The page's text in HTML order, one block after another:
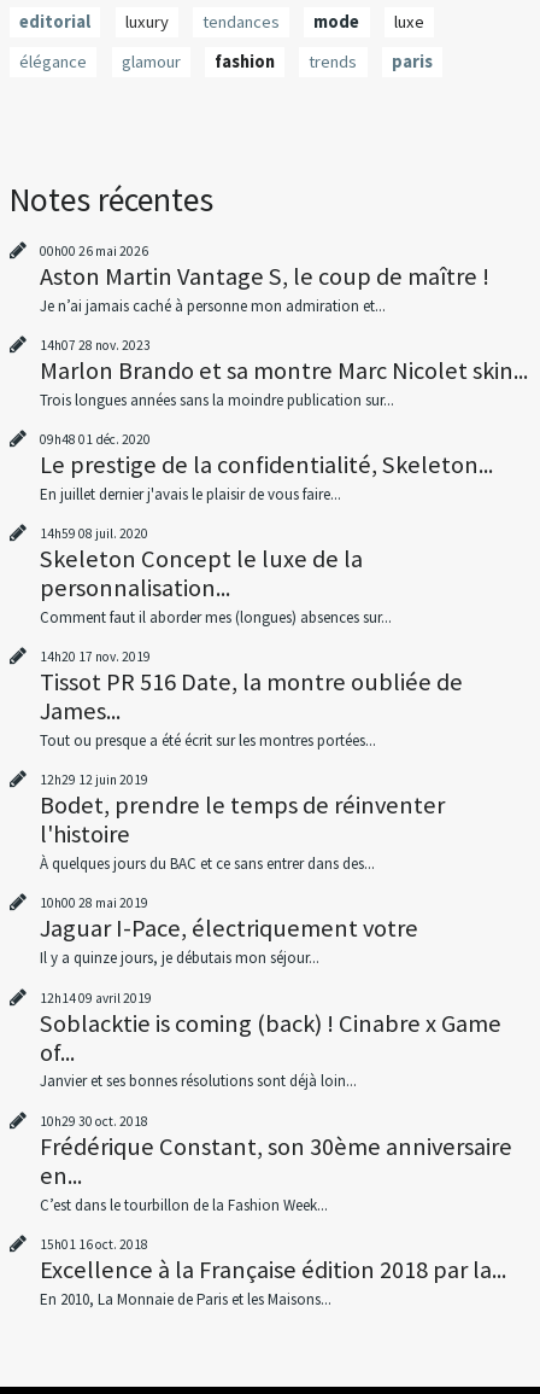
editorial luxury tendances mode
luxe
élégance
glamour fashion trends paris
Notes récentes
00h00 26 mai 2026
Aston Martin Vantage S, le coup de maître !
Je n’ai jamais caché à personne mon admiration et...
14h07 28 nov. 2023
Marlon Brando et sa montre Marc Nicolet skin...
Trois longues années sans la moindre publication sur...
09h48 01 déc. 2020
Le prestige de la confidentialité, Skeleton...
En juillet dernier j'avais le plaisir de vous faire...
14h59 08 juil. 2020
Skeleton Concept le luxe de la
personnalisation...
Comment faut il aborder mes (longues) absences sur...
14h20 17 nov. 2019
Tissot PR 516 Date, la montre oubliée de
James...
Tout ou presque a été écrit sur les montres portées...
12h29 12 juin 2019
Bodet, prendre le temps de réinventer
l'histoire
À quelques jours du BAC et ce sans entrer dans des...
10h00 28 mai 2019
Jaguar I-Pace, électriquement votre
Il y a quinze jours, je débutais mon séjour...
12h1409 avril 2019
Soblacktie is coming (back) ! Cinabre x Game
of...
Janvier et ses bonnes résolutions sont déjà loin...
10h29 30 oct. 2018
Frédérique Constant, son 30ème anniversaire
en...
C’est dans le tourbillon de la Fashion Week...
15h01 16oct. 2018
Excellence à la Française édition 2018 par la...
En 2010, La Monnaie de Paris et les Maisons...